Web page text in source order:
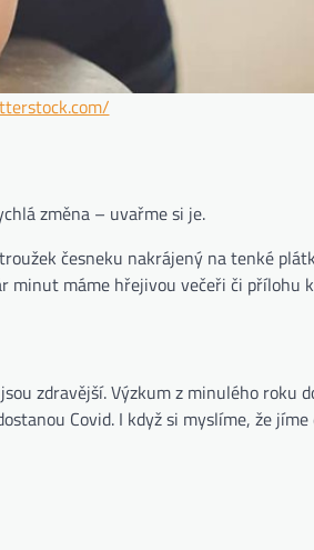
změna – uvařme si je.
česneku nakrájený na tenké
minut máme hřejivou večeři či přílohu
zdravější. Výzkum z minulého roku
Covid. I když si myslíme, že jíme